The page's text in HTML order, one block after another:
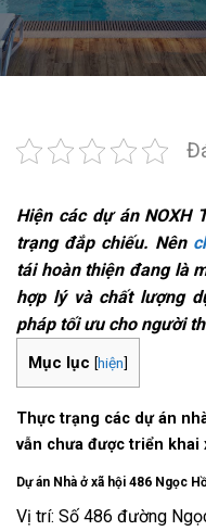
Hiện các dự án NOXH
trạng đắp chiếu. Nên
tái hoàn thiện đang là
hợp lý và chất lượng
pháp tối ưu cho người
Mục lục [hiện]
Thực trạng các dự án
vẫn chưa được triển khai
Dự án Nhà ở xã hội 486 Ngọc
Vị trí: Số 486 đường